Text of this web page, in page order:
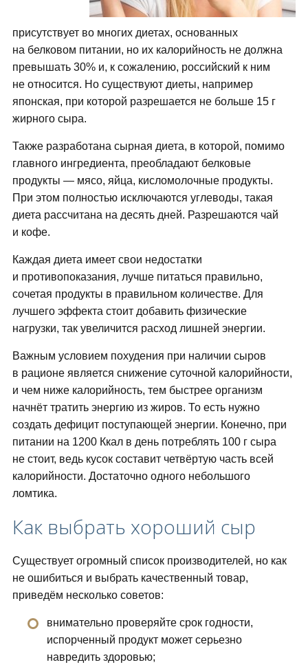
присутствует во многих диетах, основанных
на белковом питании, но их калорийность не должна
превышать 30% и, к сожалению, российский к ним
не относится. Но существуют диеты, например
японская, при которой разрешается не больше 15 г
жирного сыра.
Также разработана сырная диета, в которой, помимо
главного ингредиента, преобладают белковые
продукты — мясо, яйца, кисломолочные продукты.
При этом полностью исключаются углеводы, такая
диета рассчитана на десять дней. Разрешаются чай
и кофе.
Каждая диета имеет свои недостатки
и противопоказания, лучше питаться правильно,
сочетая продукты в правильном количестве. Для
лучшего эффекта стоит добавить физические
нагрузки, так увеличится расход лишней энергии.
Важным условием похудения при наличии сыров
в рационе является снижение суточной калорийности,
и чем ниже калорийность, тем быстрее организм
начнёт тратить энергию из жиров. То есть нужно
создать дефицит поступающей энергии. Конечно, при
питании на 1200 Ккал в день потреблять 100 г сыра
не стоит, ведь кусок составит четвёртую часть всей
калорийности. Достаточно одного небольшого
ломтика.
Как выбрать хороший сыр
Существует огромный список производителей, но как
не ошибиться и выбрать качественный товар,
приведём несколько советов:
внимательно проверяйте срок годности,
испорченный продукт может серьезно
навредить здоровью;